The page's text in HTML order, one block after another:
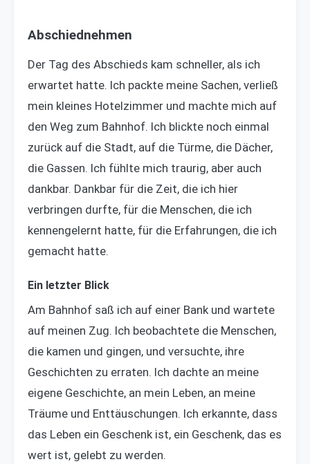
Abschiednehmen
Der Tag des Abschieds kam schneller, als ich
erwartet hatte. Ich packte meine Sachen, verließ
mein kleines Hotelzimmer und machte mich auf
den Weg zum Bahnhof. Ich blickte noch einmal
zurück auf die Stadt, auf die Türme, die Dächer,
die Gassen. Ich fühlte mich traurig, aber auch
dankbar. Dankbar für die Zeit, die ich hier
verbringen durfte, für die Menschen, die ich
kennengelernt hatte, für die Erfahrungen, die ich
gemacht hatte.
Ein letzter Blick
Am Bahnhof saß ich auf einer Bank und wartete
auf meinen Zug. Ich beobachtete die Menschen,
die kamen und gingen, und versuchte, ihre
Geschichten zu erraten. Ich dachte an meine
eigene Geschichte, an mein Leben, an meine
Träume und Enttäuschungen. Ich erkannte, dass
das Leben ein Geschenk ist, ein Geschenk, das es
wert ist, gelebt zu werden.